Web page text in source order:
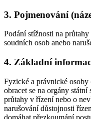
3. Pojmenování
Podání stížnosti na
soudních osob anebo
4. Základní
Fyzické a právnické osoby
obracet se na orgány
průtahy v řízení nebo o
narušování důstojnosti
domáhat přezkoumání